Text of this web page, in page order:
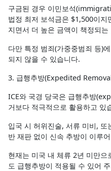
구금된 경우 이민보석
법정 최저 보석금은 $1,500이지
지면서 더 높은 금액이 책정되
다만 특정 범죄(가중중범죄 등)
되지 않을 수 있습니다.
3. 급행추방(Expedited
ICE와 국경 당국은 급행추방
거보다 적극적으로 활용하고 있
입국 시 허위진술, 서류 미비,
반 재판 없이 신속 추방이 이루
현재는 미국 내 체류 2년 미만으
도 급행추방이 적용될 수 있어